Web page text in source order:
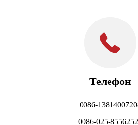
Телефон
0086-
0086-025-